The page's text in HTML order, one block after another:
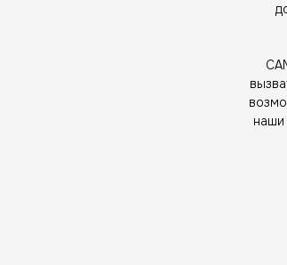
наши